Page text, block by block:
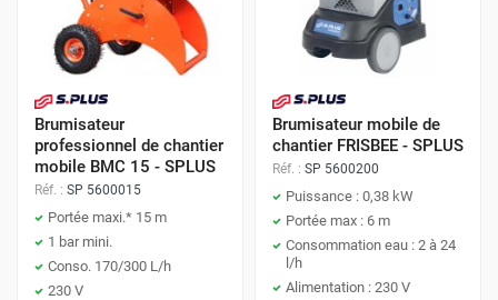
Brumisateur
professionnel de chantier
mobile BMC 15 - SPLUS
Réf. : SP 5600015
Portée maxi.* 15 m
1 bar mini.
Conso. 170/300 L/h
230 V
Brumisateur mobile de
chantier FRISBEE - SPLUS
Réf. : SP 5600200
Puissance : 0,38 kW
Portée max : 6 m
Consommation eau : 2 à 24
l/h
Alimentation : 230 V